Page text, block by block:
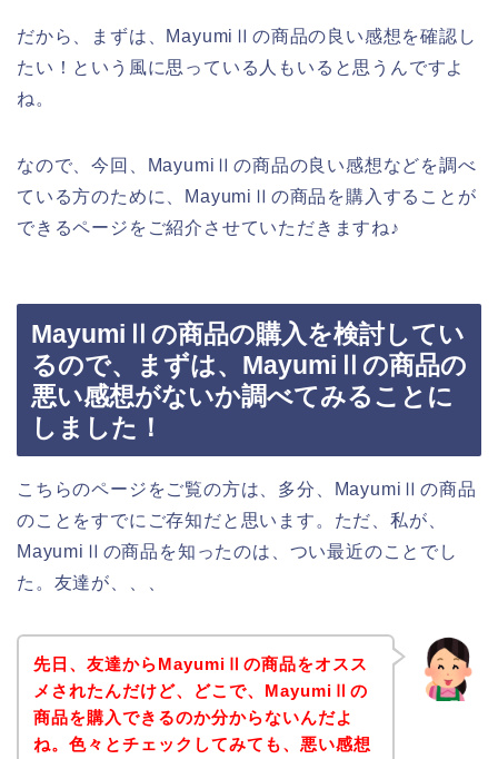
だから、まずは、MayumiⅡの商品の良い感想を確認し
たい！という風に思っている人もいると思うんですよ
ね。
なので、今回、MayumiⅡの商品の良い感想などを調べ
ている方のために、MayumiⅡの商品を購入することが
できるページをご紹介させていただきますね♪
MayumiⅡの商品の購入を検討してい
るので、まずは、MayumiⅡの商品の
悪い感想がないか調べてみることに
しました！
こちらのページをご覧の方は、多分、MayumiⅡの商品
のことをすでにご存知だと思います。ただ、私が、
MayumiⅡの商品を知ったのは、つい最近のことでし
た。友達が、、、
先日、友達からMayumiⅡの商品をオスス
メされたんだけど、どこで、MayumiⅡの
商品を購入できるのか分からないんだよ
ね。色々とチェックしてみても、悪い感想